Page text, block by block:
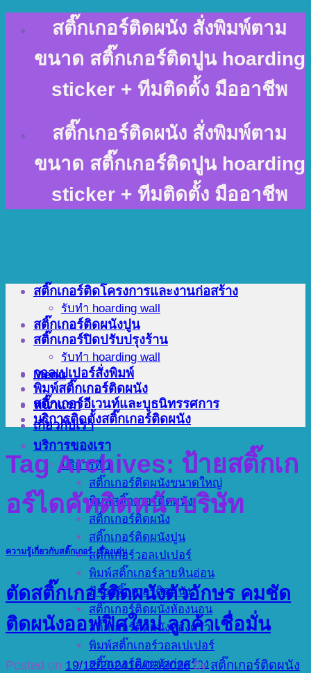
content
สติ๊กเกอร์ติดผนัง สั่งพิมพ์ตาม
ขนาด สติ๊กเกอร์ติดปูน hoarding
sticker + ทีมติดตั้ง มืออาชีพ
สติ๊กเกอร์ติดผนัง สั่งพิมพ์ตาม
ขนาด สติ๊กเกอร์ติดปูน hoarding
sticker + ทีมติดตั้ง มืออาชีพ
Menu
หน้าแรก
เกี่ยวกับเรา
บริการของเรา
บริการที่ 1
สติ๊กเกอร์ติดผนังขนาดใหญ่
พิมพ์สติ๊กเกอร์ติดผนัง
สติ๊กเกอร์ติดผนัง
สติ๊กเกอร์ติดผนังปูน
สติ๊กเกอร์วอลเปเปอร์
พิมพ์สติ๊กเกอร์ลายหินอ่อน
ป้ายสติ๊กเกอร์ติดผนัง
สติ๊กเกอร์ติดผนังห้องนอน
สติ๊กเกอร์ติดผนังห้องครัว
พิมพ์สติ๊กเกอร์วอลเปเปอร์
สติ๊กเกอร์ติดผนังก่อสร้าง
สติ๊กเกอร์ติดโครงการและงานก่อสร้าง
รับทำ hoarding wall
สติ๊กเกอร์ติดผนังปูน
สติ๊กเกอร์ปิดปรับปรุงร้าน
รับทำ hoarding wall
วอลเปเปอร์สั่งพิมพ์
พิมพ์สติ๊กเกอร์ติดผนัง
สติ๊กเกอร์อีเวนท์และบูธนิทรรศการ
บริการติดตั้งสติ๊กเกอร์ติดผนัง
Tag Archives: ป้ายสติ๊กเก
อร์ไดคัทติดหน้าบริษัท
ความรู้เกี่ยวกับสติ๊กเกอร์,เรื่องเด่น
ตัดสติ๊กเกอร์ติดผนังตัวอักษร คมชัด
ติดผนังออฟฟิศใหม่ ลูกค้าเชื่อมั่น
Posted on 19/12/202416/03/2026 byสติ๊กเกอร์ติดผนัง